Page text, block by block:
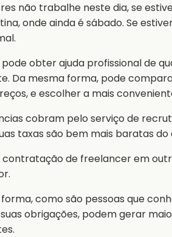
não trabalhe neste dia, se
onde ainda é sábado. Se
pode obter ajuda profissional de
Da mesma forma, pode
e escolher a mais
cobram pelo serviço de
taxas são bem mais baratas
contratação de freelancer em
como são pessoas que
obrigações, podem gerar